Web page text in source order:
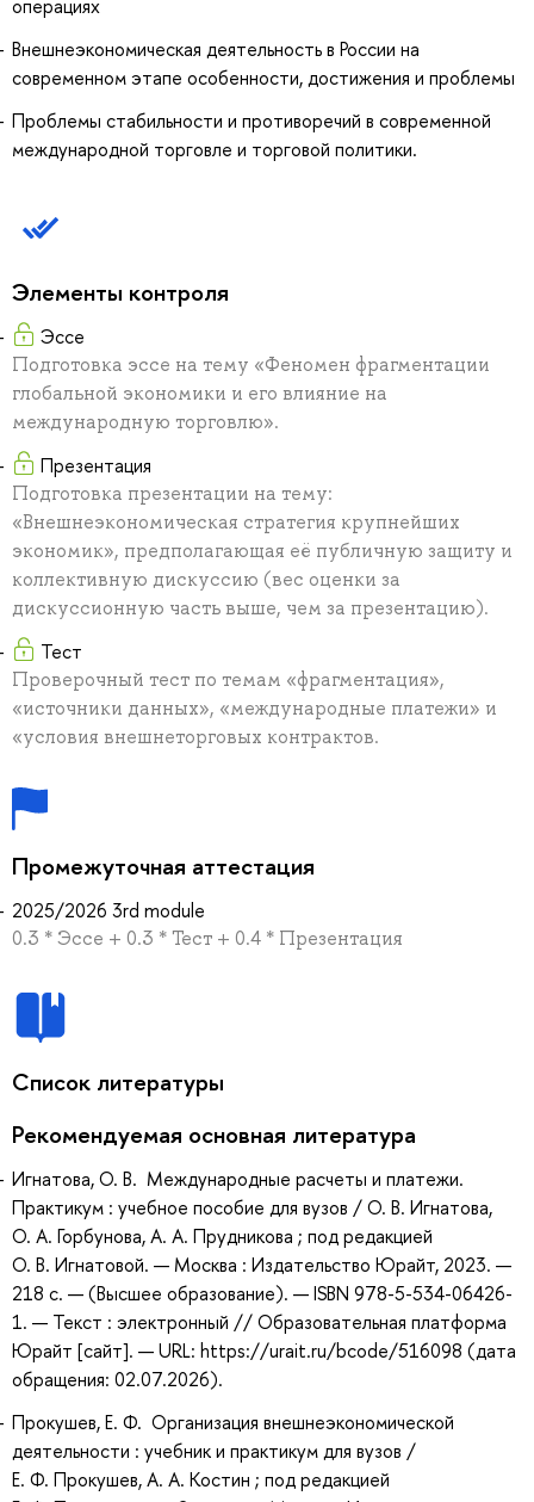
операциях
Внешнеэкономическая деятельность в России на
современном этапе особенности, достижения и проблемы
Проблемы стабильности и противоречий в современной
международной торговле и торговой политики.
Элементы контроля
Эссе
Подготовка эссе на тему «Феномен фрагментации
глобальной экономики и его влияние на
международную торговлю».
Презентация
Подготовка презентации на тему:
«Внешнеэкономическая стратегия крупнейших
экономик», предполагающая её публичную защиту и
коллективную дискуссию (вес оценки за
дискуссионную часть выше, чем за презентацию).
Тест
Проверочный тест по темам «фрагментация»,
«источники данных», «международные платежи» и
«условия внешнеторговых контрактов.
Промежуточная аттестация
2025/2026 3rd module
0.3 * Эссе + 0.3 * Тест + 0.4 * Презентация
Список литературы
Рекомендуемая основная литература
Игнатова, О. В. Международные расчеты и платежи.
Практикум : учебное пособие для вузов / О. В. Игнатова,
О. А. Горбунова, А. А. Прудникова ; под редакцией
О. В. Игнатовой. — Москва : Издательство Юрайт, 2023. —
218 с. — (Высшее образование). — ISBN 978-5-534-06426-
1. — Текст : электронный // Образовательная платформа
Юрайт [сайт]. — URL: https://urait.ru/bcode/516098 (дата
обращения: 02.07.2026).
Прокушев, Е. Ф. Организация внешнеэкономической
деятельности : учебник и практикум для вузов /
Е. Ф. Прокушев, А. А. Костин ; под редакцией